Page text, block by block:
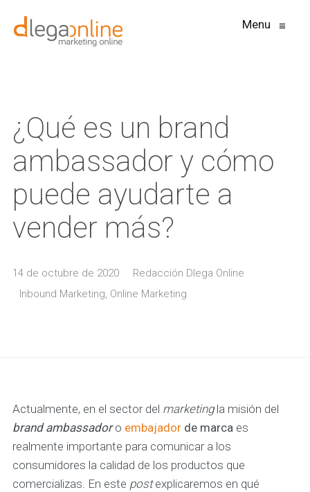
Menu ≡
¿Qué es un brand
ambassador y cómo
puede ayudarte a
vender más?
14 de octubre de 2020
Redacción Dlega Online
Inbound Marketing, Online Marketing
Actualmente, en el sector del marketingla misión del
brand ambassadoro embajadorde marcaes
realmente importante para comunicar a los
consumidores la calidad de los productos que
comercializas. En este postexplicaremos en qué